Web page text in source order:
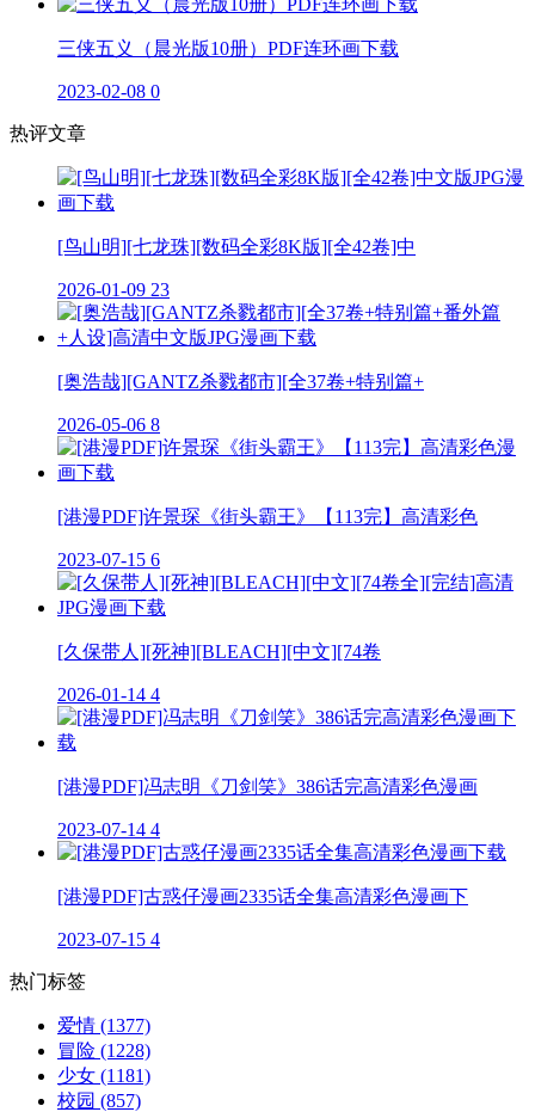
三侠五义（晨光版10册）PDF连环画下载
2023-02-08 0
热评文章
[鸟山明][七龙珠][数码全彩8K版][全42卷]中
2026-01-09 23
[奥浩哉][GANTZ杀戮都市][全37卷+特别篇+
2026-05-06 8
[港漫PDF]许景琛《街头霸王》【113完】高清彩色
2023-07-15 6
[久保带人][死神][BLEACH][中文][74卷
2026-01-14 4
[港漫PDF]冯志明《刀剑笑》386话完高清彩色漫画
2023-07-14 4
[港漫PDF]古惑仔漫画2335话全集高清彩色漫画下
2023-07-15 4
热门标签
爱情 (1377)
冒险 (1228)
少女 (1181)
校园 (857)